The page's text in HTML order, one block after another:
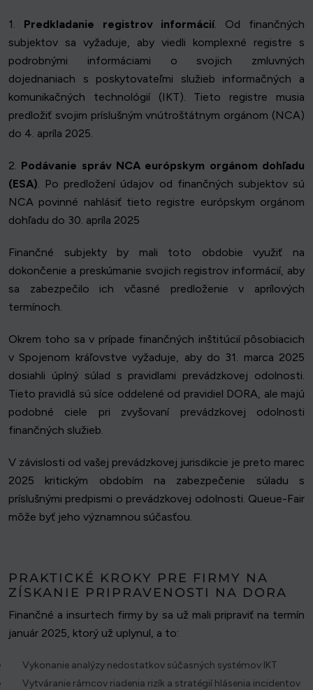
1. Predkladanie registrov informácií. Od finančných
subjektov sa vyžaduje, aby viedli komplexné registre s
podrobnými informáciami o svojich zmluvných
dojednaniach s poskytovateľmi služieb informačných a
komunikačných technológií (IKT). Tieto registre musia
predložiť svojim príslušným vnútroštátnym orgánom (NCA)
do 4. apríla 2025.
2. Podávanie správ NCA európskym orgánom dohľadu
(ESA). Po predložení údajov od finančných subjektov sú
NCA povinné nahlásiť tieto registre európskym orgánom
dohľadu do 30. apríla 2025
Finančné subjekty by mali toto obdobie využiť na
dokončenie a preskúmanie svojich registrov informácií, aby
sa zabezpečilo ich včasné predloženie v aprílových
termínoch.
Okrem toho sa v prípade finančných inštitúcií pôsobiacich
v Spojenom kráľovstve vyžaduje, aby do 31. marca 2025
dosiahli úplný súlad s pravidlami prevádzkovej odolnosti.
Tieto pravidlá sú síce oddelené od pravidiel DORA, ale majú
podobné ciele pri zvyšovaní prevádzkovej odolnosti
finančných služieb.
V závislosti od vašej prevádzkovej jurisdikcie je preto marec
2025 kritickým obdobím na zabezpečenie súladu s
príslušnými predpismi o prevádzkovej odolnosti. Queue-Fair
môže byť jeho významnou súčasťou.
PRAKTICKÉ KROKY PRE FIRMY NA
ZÍSKANIE PRIPRAVENOSTI NA DORA
Finančné a insurtech firmy by sa už mali pripraviť na termín
január 2025, ktorý už uplynul, a to:
Vykonanie analýzy nedostatkov súčasných systémov IKT
Vytváranie rámcov riadenia rizík a stratégií hlásenia incidentov